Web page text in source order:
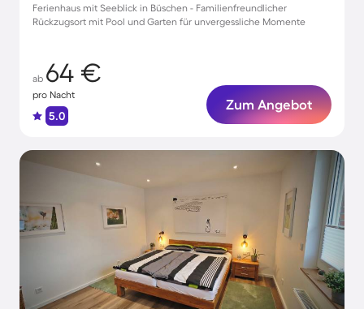
Ferienhaus mit Seeblick in Büschen - Familienfreundlicher
Rückzugsort mit Pool und Garten für unvergessliche Momente
ab 64 €
pro Nacht
5.0
Zum Angebot